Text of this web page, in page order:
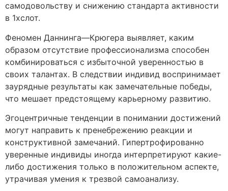
самодовольству и снижению стандарта активности
в 1хслот.
Феномен Даннинга—Крюгера выявляет, каким
образом отсутствие профессионализма способен
комбинироваться с избыточной уверенностью в
своих талантах. В следствии индивид воспринимает
заурядные результаты как замечательные победы,
что мешает предстоящему карьерному развитию.
Эгоцентричные тенденции в понимании достижений
могут направить к пренебрежению реакции и
конструктивной замечаний. Гипертрофированно
уверенные индивиды иногда интерпретируют какие-
либо достижения только в положительном аспекте,
утрачивая умения к трезвой самоанализу.